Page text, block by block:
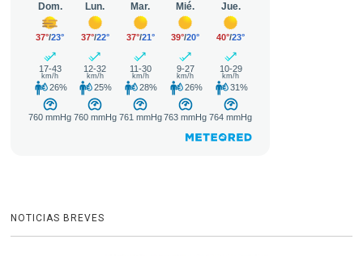
NOTICIAS BREVES